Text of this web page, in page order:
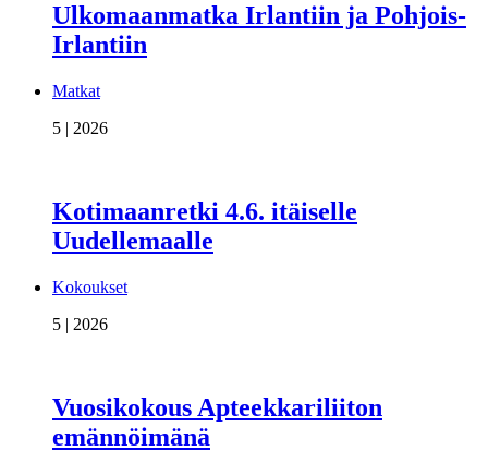
Ulkomaanmatka Irlantiin ja Pohjois-
Irlantiin
Matkat
5 | 2026
Kotimaanretki 4.6. itäiselle
Uudellemaalle
Kokoukset
5 | 2026
Vuosikokous Apteekkariliiton
emännöimänä